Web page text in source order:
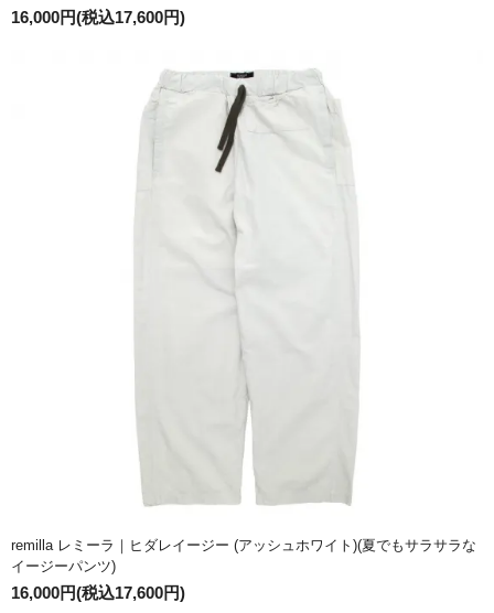
16,000円(税込17,600円)
remilla レミーラ｜ヒダレイージー (アッシュホワイト)(夏でもサラサラな
イージーパンツ)
16,000円(税込17,600円)